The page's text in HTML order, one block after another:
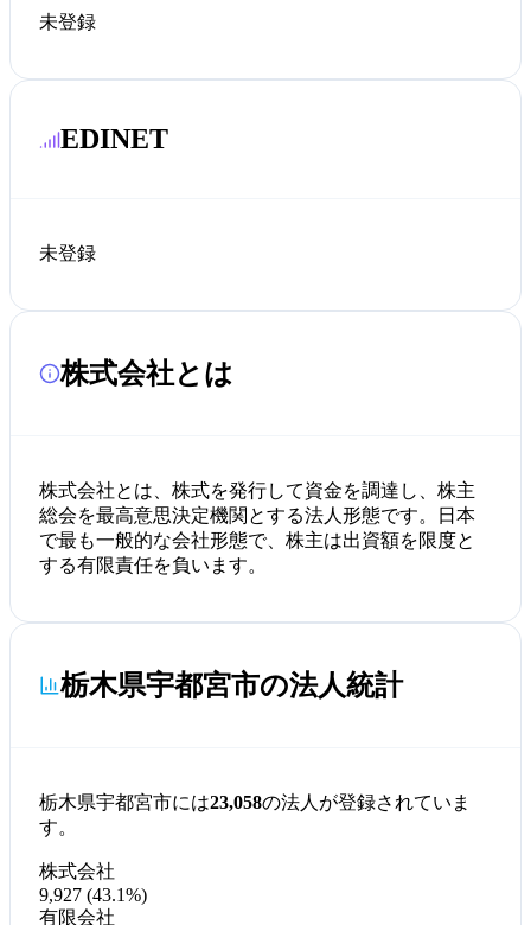
未登録
EDINET
未登録
株式会社とは
株式会社とは、株式を発行して資金を調達し、株主
総会を最高意思決定機関とする法人形態です。日本
で最も一般的な会社形態で、株主は出資額を限度と
する有限責任を負います。
栃木県宇都宮市の法人統計
栃木県宇都宮市には23,058の法人が登録されていま
す。
株式会社
9,927 (43.1%)
有限会社